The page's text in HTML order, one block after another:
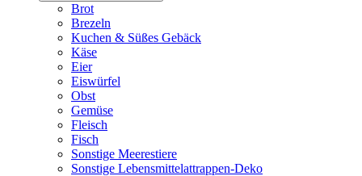
Brot
Brezeln
Kuchen & Süßes Gebäck
Käse
Eier
Eiswürfel
Obst
Gemüse
Fleisch
Fisch
Sonstige Meerestiere
Sonstige Lebensmittelattrappen-Deko